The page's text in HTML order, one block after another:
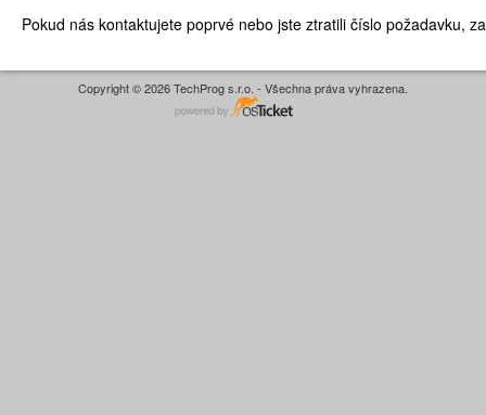
Pokud nás kontaktujete poprvé nebo jste ztratili číslo požadavku,
Copyright © 2026 TechProg s.r.o. - Všechna práva vyhrazena.